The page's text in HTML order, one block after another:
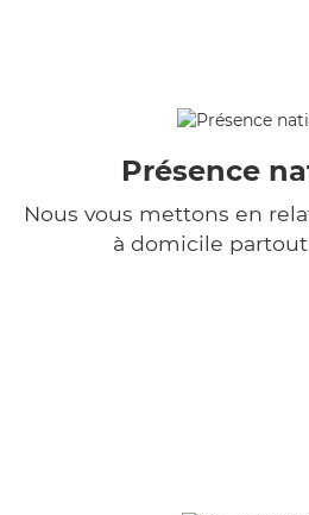
Présence
Nous vous mettons en
à domicile